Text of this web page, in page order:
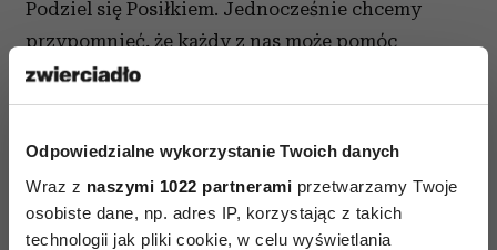
Odpowiedzialne wykorzystanie Twoich danych
Wraz z naszymi 1022 partnerami przetwarzamy Twoje
osobiste dane, np. adres IP, korzystając z takich
technologii jak pliki cookie, w celu wyświetlania
Podziel się Posiłkiem. Jednocześnie chcemy
przypomnieć, że każdy z nas może pomóc
w walce z niedożywieniem dzieci. Wystarczy
kupować jogurty Danone oznaczone logo
Wspólnie ufundujmy w tym roku kolejny milion
posiłków."–przypomniał Przemek